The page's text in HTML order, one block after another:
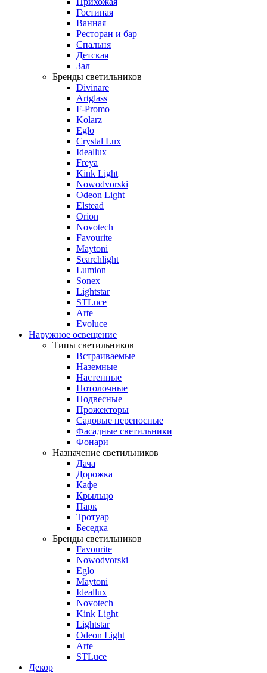
Гостиная
Ванная
Ресторан и бар
Спальня
Детская
Зал
Бренды светильников
Divinare
Artglass
F-Promo
Kolarz
Eglo
Crystal Lux
Ideallux
Freya
Kink Light
Nowodvorski
Odeon Light
Elstead
Orion
Novotech
Favourite
Maytoni
Searchlight
Lumion
Sonex
Lightstar
STLuce
Arte
Evoluce
Наружное освещение
Типы светильников
Встраиваемые
Наземные
Настенные
Потолочные
Подвесные
Прожекторы
Садовые переносные
Фасадные светильники
Фонари
Назначение светильников
Дача
Дорожка
Кафе
Крыльцо
Парк
Тротуар
Беседка
Бренды светильников
Favourite
Nowodvorski
Eglo
Maytoni
Ideallux
Novotech
Kink Light
Lightstar
Odeon Light
Arte
STLuce
Декор